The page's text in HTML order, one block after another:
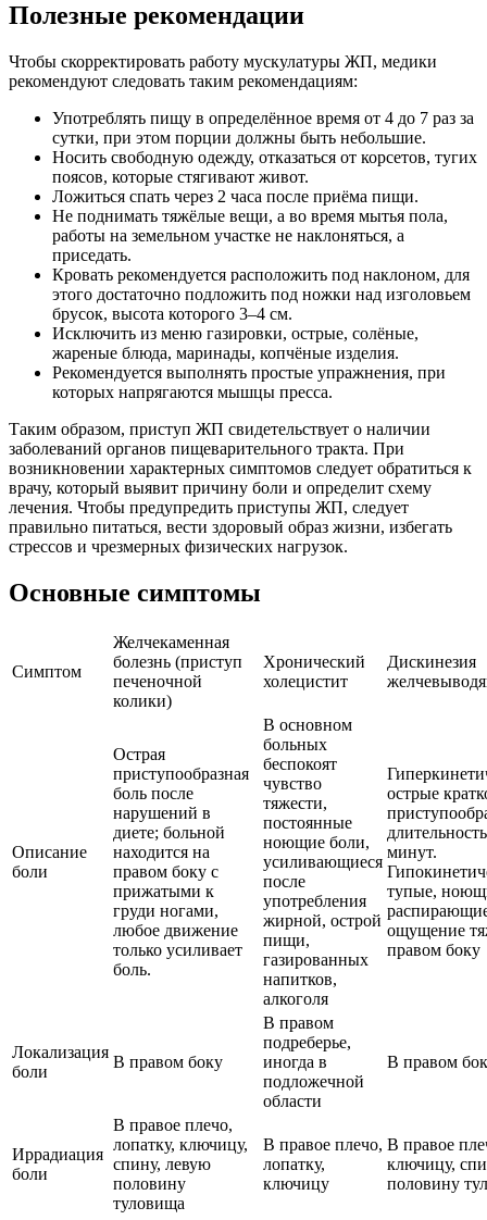
Полезные рекомендации
Чтобы скорректировать работу мускулатуры ЖП, медики
рекомендуют следовать таким рекомендациям:
Употреблять пищу в определённое время от 4 до 7 раз за
сутки, при этом порции должны быть небольшие.
Носить свободную одежду, отказаться от корсетов, тугих
поясов, которые стягивают живот.
Ложиться спать через 2 часа после приёма пищи.
Не поднимать тяжёлые вещи, а во время мытья пола,
работы на земельном участке не наклоняться, а
приседать.
Кровать рекомендуется расположить под наклоном, для
этого достаточно подложить под ножки над изголовьем
брусок, высота которого 3–4 см.
Исключить из меню газировки, острые, солёные,
жареные блюда, маринады, копчёные изделия.
Рекомендуется выполнять простые упражнения, при
которых напрягаются мышцы пресса.
Таким образом, приступ ЖП свидетельствует о наличии
заболеваний органов пищеварительного тракта. При
возникновении характерных симптомов следует обратиться к
врачу, который выявит причину боли и определит схему
лечения. Чтобы предупредить приступы ЖП, следует
правильно питаться, вести здоровый образ жизни, избегать
стрессов и чрезмерных физических нагрузок.
Основные симптомы
Симптом
Желчекаменная
болезнь (приступ
печеночной
колики)
Хронический
холецистит
Дискинезия
Описание
боли
Острая
приступообразная
боль после
нарушений в
диете; больной
находится на
правом боку с
прижатыми к
груди ногами,
любое движение
только усиливает
боль.
В основном
больных
беспокоят
чувство
тяжести,
постоянные
ноющие боли,
усиливающиеся
после
употребления
жирной, острой
пищи,
газированных
напитков,
алкоголя
острые
минут.
тупые,
ощущение
правом боку
Локализация
боли
В правом боку
В правом
подреберье,
иногда в
подложечной
области
В правом
Иррадиация
боли
В правое плечо,
лопатку, ключицу,
спину, левую
половину
туловища
В правое плечо,
лопатку,
ключицу
В правое
ключицу,
половину